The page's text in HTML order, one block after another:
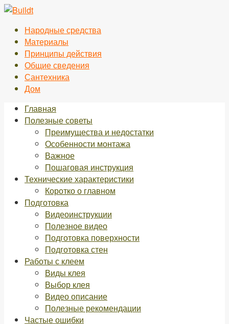
Перейти
контентуНародные средства
Материалы
Принципы действия
Общие сведения
Сантехника
Дом
Главная
Полезные советы
Преимущества и недостатки
Особенности монтажа
Важное
Пошаговая инструкция
Технические характеристики
Коротко о главном
Подготовка
Видеоинструкции
Полезное видео
Подготовка поверхности
Подготовка стен
Работы с клеем
Виды клея
Выбор клея
Видео описание
Полезные рекомендации
Частые ошибки